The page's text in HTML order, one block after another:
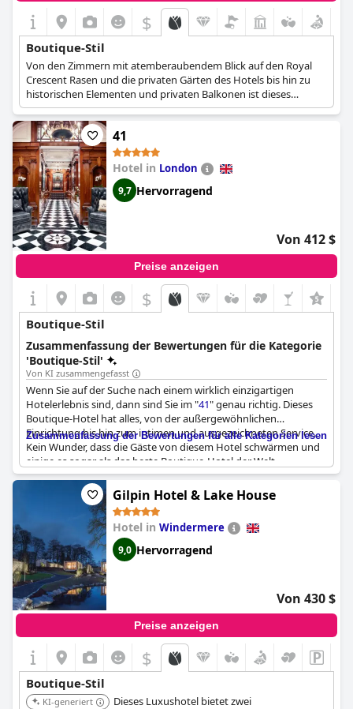
$
Boutique-Stil
Von den Zimmern mit atemberaubendem Blick auf den Royal
Crescent Rasen und die privaten Gärten des Hotels bis hin zu
historischen Elementen und privaten Balkonen ist dieses
Boutique-Hotel der Inbegriff von Fünf-Sterne-Luxus.
41
Hotel in London
9,7 Hervorragend
Von 412 $
Preise anzeigen
$
Boutique-Stil
Zusammenfassung der Bewertungen für die Kategorie
'Boutique-Stil'
Von KI zusammengefasst
Wenn Sie auf der Suche nach einem wirklich einzigartigen
Hotelerlebnis sind, dann sind Sie im "41" genau richtig. Dieses
Boutique-Hotel hat alles, von der außergewöhnlichen
Einrichtung bis hin zum intimen und ausgezeichneten Service.
Kein Wunder, dass die Gäste von diesem Hotel schwärmen und
einige es sogar als das beste Boutique-Hotel der Welt
bezeichnen. Die ausgefallenen Extras und die Liebe zum Detail
zeichnen dieses Hotel aus und machen es zur perfekten Wahl
für alle, die einen charmanten und angenehmen Aufenthalt
suchen. Ganz gleich, ob Sie geschäftlich oder privat unterwegs
sind, das "
" wird Sie mit seiner schönen, intimen Atmosphäre
und seinen hervorragenden Annehmlichkeiten beeindrucken.
Insgesamt können wir dieses ausgezeichnete Boutique-Hotel
für Ihre nächste Reise nur empfehlen.
Zusammenfassung der Bewertungen für alle Kategorien lesen
Gilpin Hotel & Lake House
Hotel in Windermere
9,0 Hervorragend
Von 430 $
Preise anzeigen
$
Boutique-Stil
KI-generiert
Dieses Luxushotel bietet zwei